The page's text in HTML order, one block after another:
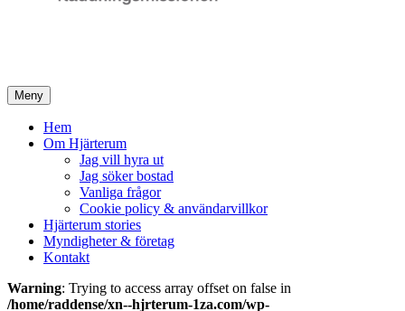
Meny
Hem
Om Hjärterum
Jag vill hyra ut
Jag söker bostad
Vanliga frågor
Cookie policy & användarvillkor
Hjärterum stories
Myndigheter & företag
Kontakt
Warning: Trying to access array offset on false in
/home/raddense/xn--hjrterum-1za.com/wp-